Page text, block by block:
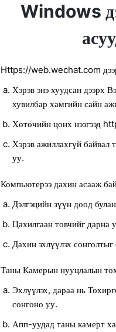
Windows
Https://web.wechat.com дээр
Хэрэв энэ хуудсан дээрх
хувилбар хамгийн сайн
Хөтөчийн цонх нээгээд
Хэрэв ажиллахгүй байвал
уу.
Компьютерээ дахин асааж
Дэлгэцийн зүүн доод
Цахилгаан товчийг дарна
Дахин эхлүүлэх
Таны Камерын нууцлалын
Эхлүүлэх, дараа нь
сонгоно уу.
Апп-уудад таны камерт